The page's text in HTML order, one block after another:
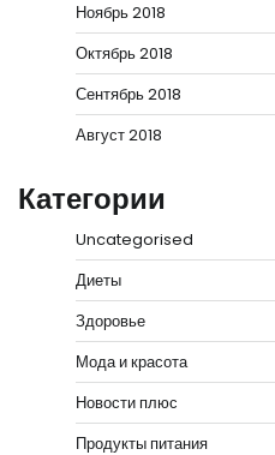
Ноябрь 2018
Октябрь 2018
Сентябрь 2018
Август 2018
Категории
Uncategorised
Диеты
Здоровье
Мода и красота
Новости плюс
Продукты питания